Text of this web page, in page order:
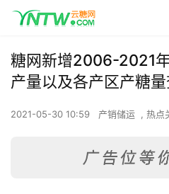
糖网新增2006-2021
产量以及各产区产糖
2021-05-30 10:59 产销储运 , 热点